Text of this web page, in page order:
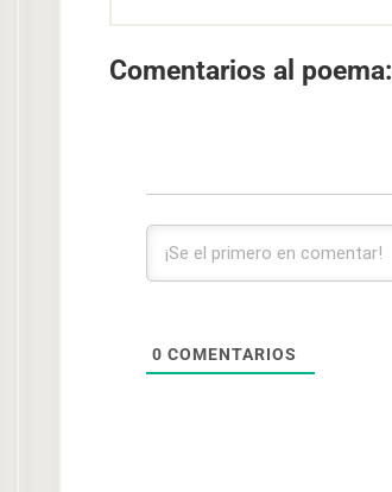
Comentarios al poema:
0 COMENTARIOS